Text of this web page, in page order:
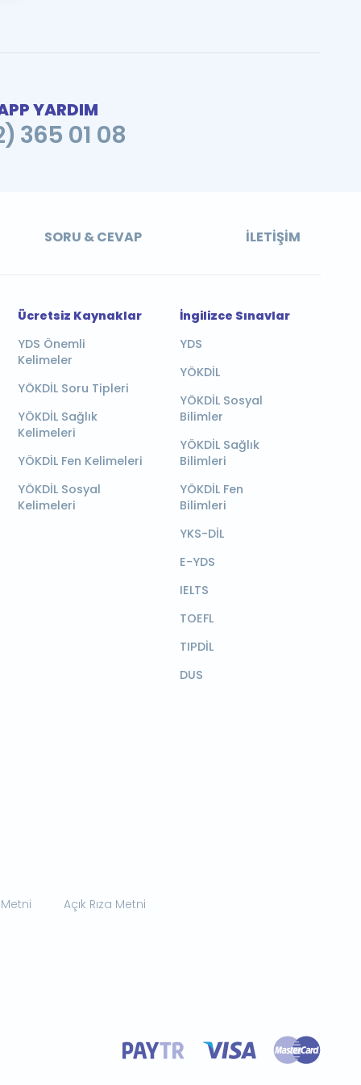
YARDIM
365 01 08
SORU & CEVAP İLETIŞIM
Ücretsiz Kaynaklar
YDS Önemli
Kelimeler
YÖKDİL Soru Tipleri
YÖKDİL Sağlık
Kelimeleri
YÖKDİL Fen Kelimeleri
YÖKDİL Sosyal
Kelimeleri
İngilizce Sınavlar
YDS
YÖKDİL
YÖKDİL Sosyal
Bilimler
YÖKDİL Sağlık
Bilimleri
YÖKDİL Fen
Bilimleri
YKS-DİL
E-YDS
IELTS
TOEFL
TIPDİL
DUS
Açık Rıza Metni